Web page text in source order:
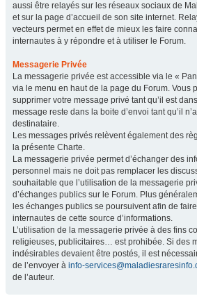
aussi être relayés sur les réseaux sociaux de
et sur la page d’accueil de son site internet.
vecteurs permet en effet de mieux les faire
internautes à y répondre et à utiliser le Forum.
Messagerie Privée
La messagerie privée est accessible via le «
via le menu en haut de la page du Forum. Vous
supprimer votre message privé tant qu’il est
message reste dans la boite d’envoi tant qu’il
destinataire.
Les messages privés relèvent également des
la présente Charte.
La messagerie privée permet d’échanger des
personnel mais ne doit pas remplacer les
souhaitable que l’utilisation de la messagerie
d’échanges publics sur le Forum. Plus
les échanges publics se poursuivent afin de
internautes de cette source d’informations.
L’utilisation de la messagerie privée à des fins
religieuses, publicitaires… est prohibée. Si des
indésirables devaient être postés, il est
de l’envoyer à info-
de l’auteur.